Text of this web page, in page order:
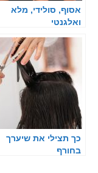
אסוף, סולידי, מלא
ואלגנטי
כך תצילי את שיערך
בחורף